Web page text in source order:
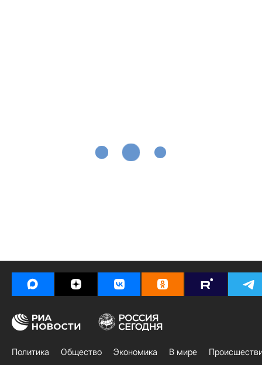
Политика Общество Экономика В мире